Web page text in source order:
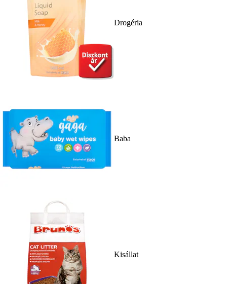
Drogéria
Baba
Kisállat